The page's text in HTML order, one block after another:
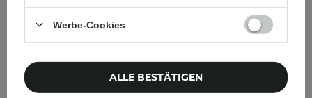
Werbe-Cookies
ALLE BESTÄTIGEN